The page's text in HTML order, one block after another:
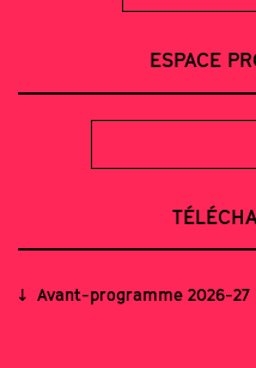
ESPACE
Avant-programme 2026-27